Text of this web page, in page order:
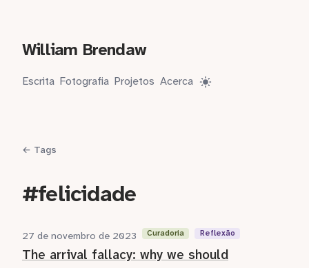
William Brendaw
Escrita Fotografia Projetos Acerca
← Tags
#felicidade
27 de novembro de 2023 Curadoria Reflexão
The arrival fallacy: why we should